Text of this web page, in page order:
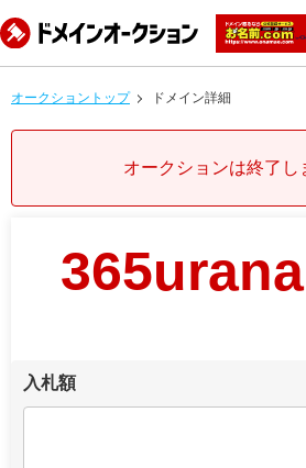
オークショントップ ドメイン詳細
オークションは終了し
入札額